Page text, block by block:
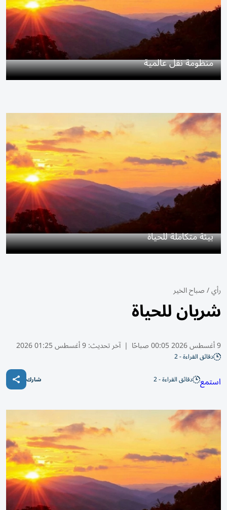
منظومة نقل عالمية
بيئة متكاملة للحياة
رأي/صباح الخير
شريان للحياة
9 أغسطس 2026 00:05 صباحًا | آخر تحديث:9 أغسطس 01:25 2026
دقائق القراءة - 2
استمع دقائق القراءة - 2 شارك